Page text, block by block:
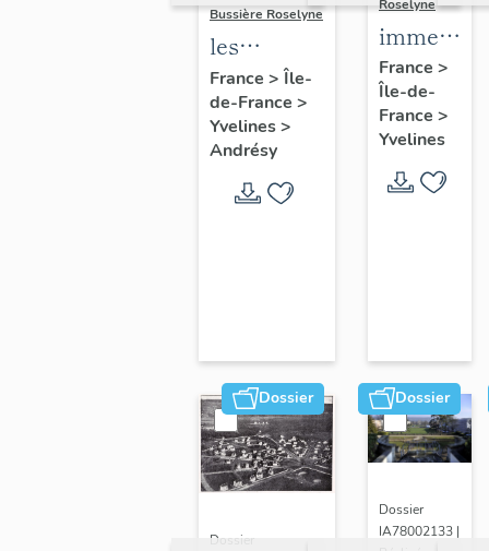
Bussière Roselyne
les
immeubles,
maisons et
fermes du
canton
d'Andrésy
France > Île-
de-France >
Yvelines>
Andrésy
Roselyne
maisons,
fermes
France >
Île-de-
France >
Yvelines
Dossier
Dossier
Dossier
Dossier
IA78002133 |